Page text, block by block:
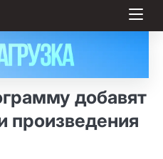
добавят
произведения